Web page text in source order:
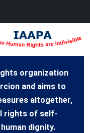
organization
and aims to
altogether,
rights of self-
dignity.